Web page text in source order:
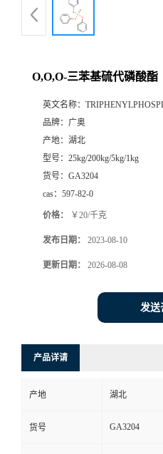
O,O,O-三苯基硫代磷酸酯
英文名称：
品牌： 广奥
产地： 湖北
型号： 25kg/200kg/5kg/1kg
货号： GA3204
cas： 597-82-0
价格： ￥20/千克
发布日期： 2023-08-10
更新日期： 2026-08-08
发送
产品详请
产地 湖北
货号 GA3204